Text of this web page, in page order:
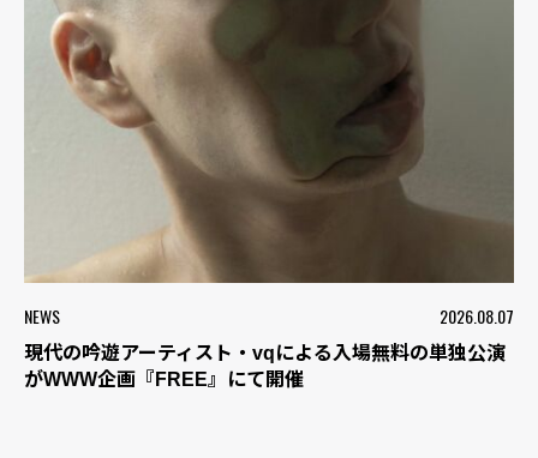
NEWS 2026.08.07
現代の吟遊アーティスト・vqによる入場無料の単独公演
がWWW企画『FREE』にて開催